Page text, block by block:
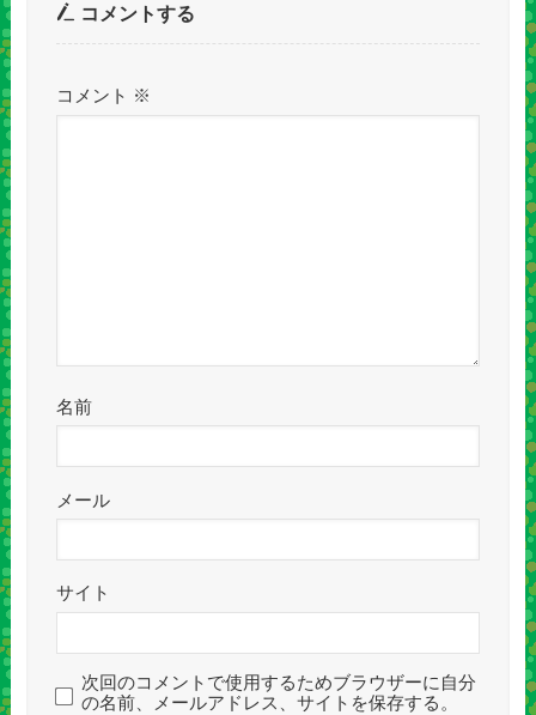
コメントする
コメント ※
名前
メール
サイト
次回のコメントで使用するためブラウザーに自分
の名前、メールアドレス、サイトを保存する。